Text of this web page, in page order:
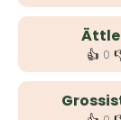
👍 0